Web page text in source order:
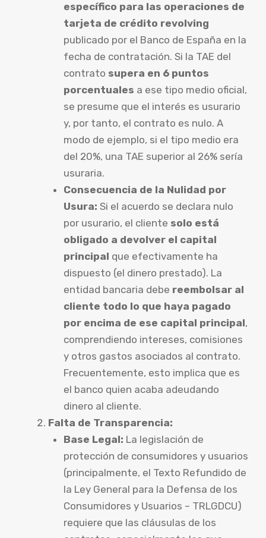
específico para las operaciones de
tarjeta de crédito revolving
publicado por el Banco de España en la
fecha de contratación. Si la TAE del
contrato supera en 6 puntos
porcentuales a ese tipo medio oficial,
se presume que el interés es usurario
y, por tanto, el contrato es nulo. A
modo de ejemplo, si el tipo medio era
del 20%, una TAE superior al 26% sería
usuraria.
Consecuencia de la Nulidad por
Usura: Si el acuerdo se declara nulo
por usurario, el cliente solo está
obligado a devolver el capital
principal que efectivamente ha
dispuesto (el dinero prestado). La
entidad bancaria debe reembolsar al
cliente todo lo que haya pagado
por encima de ese capital principal,
comprendiendo intereses, comisiones
y otros gastos asociados al contrato.
Frecuentemente, esto implica que es
el banco quien acaba adeudando
dinero al cliente.
Falta de Transparencia:
Base Legal: La legislación de
protección de consumidores y usuarios
(principalmente, el Texto Refundido de
la Ley General para la Defensa de los
Consumidores y Usuarios – TRLGDCU)
requiere que las cláusulas de los